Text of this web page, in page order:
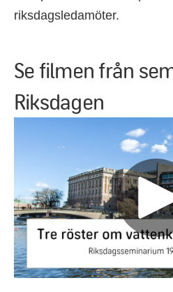
riksdagsledamöter.
Se filmen från
Riksdagen